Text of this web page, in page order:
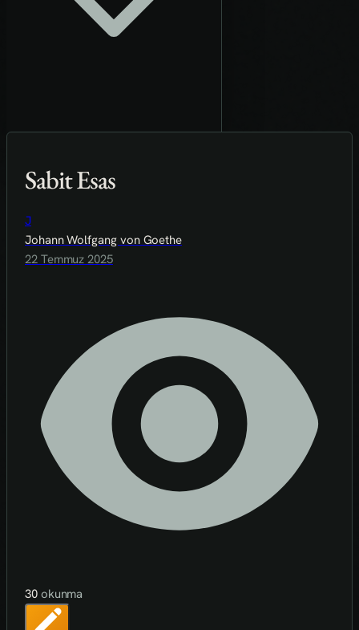
Sabit Esas
J
Johann Wolfgang von Goethe
22 Temmuz 2025
30 okunma